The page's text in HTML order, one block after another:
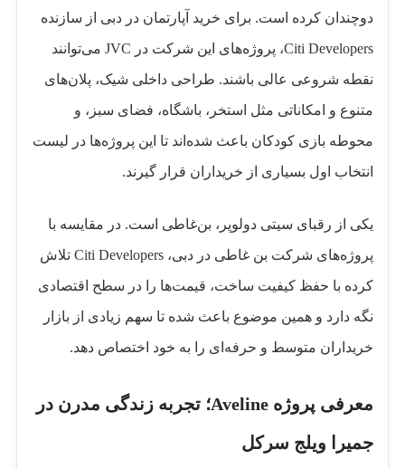
دوچندان کرده است. برای خرید آپارتمان در دبی از سازنده
Citi Developers، پروژه‌های این شرکت در JVC می‌توانند
نقطه شروعی عالی باشند. طراحی داخلی شیک، پلان‌های
متنوع و امکاناتی مثل استخر، باشگاه، فضای سبز، و
محوطه بازی کودکان باعث شده‌اند تا این پروژه‌ها در لیست
انتخاب اول بسیاری از خریداران قرار گیرند.
یکی از رقبای سیتی دولوپر، بن‌غاطی است. در مقایسه با
پروژه‌های شرکت بن غاطی در دبی، Citi Developers تلاش
کرده با حفظ کیفیت ساخت، قیمت‌ها را در سطح اقتصادی
نگه دارد و همین موضوع باعث شده تا سهم زیادی از بازار
خریداران متوسط و حرفه‌ای را به خود اختصاص دهد.
معرفی پروژه Aveline؛ تجربه زندگی مدرن در
جمیرا ویلج سرکل